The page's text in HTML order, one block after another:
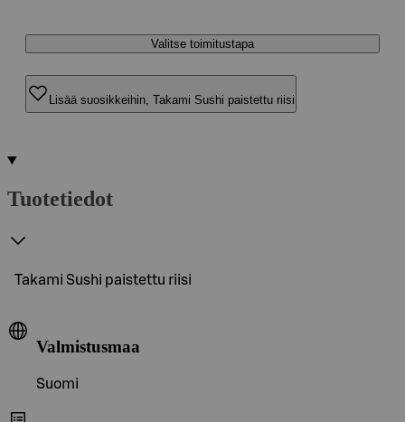
Valitse toimitustapa
Lisää suosikkeihin, Takami Sushi paistettu riisi
Tuotetiedot
Takami Sushi paistettu riisi
Valmistusmaa
Suomi